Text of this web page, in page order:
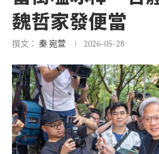
魏哲家發便當
撰文： 秦 宛萱 2026-05-28